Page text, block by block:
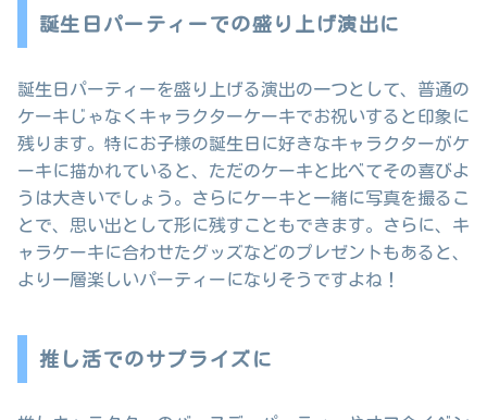
誕生日パーティーでの盛り上げ演出に
誕生日パーティーを盛り上げる演出の一つとして、普通の
ケーキじゃなくキャラクターケーキでお祝いすると印象に
残ります。特にお子様の誕生日に好きなキャラクターがケ
ーキに描かれていると、ただのケーキと比べてその喜びよ
うは大きいでしょう。さらにケーキと一緒に写真を撮るこ
とで、思い出として形に残すこともできます。さらに、キ
ャラケーキに合わせたグッズなどのプレゼントもあると、
より一層楽しいパーティーになりそうですよね！
推し活でのサプライズに